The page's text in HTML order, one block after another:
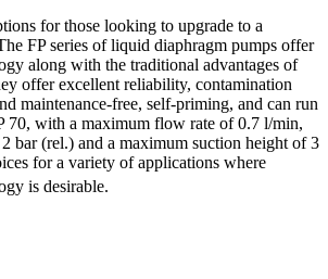
for those looking to upgrade to a
FP series of liquid diaphragm pumps offer
along with the traditional advantages of
offer excellent reliability, contamination
maintenance-free, self-priming, and can run
70, with a maximum flow rate of 0.7 l/min,
bar (rel.) and a maximum suction height of 3
for a variety of applications where
is desirable.